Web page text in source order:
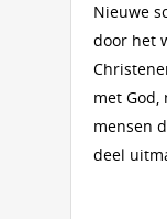
Nieuwe
door het
met
mensen
deel